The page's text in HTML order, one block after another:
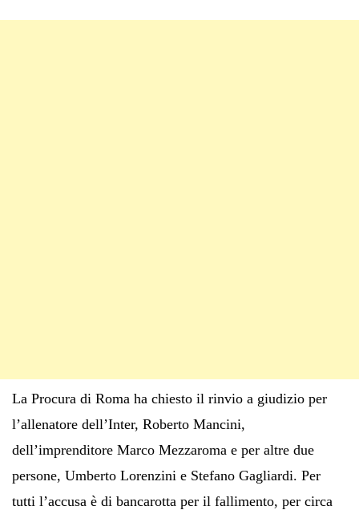
La Procura di Roma ha chiesto il rinvio a giudizio per
l’allenatore dell’Inter, Roberto Mancini,
dell’imprenditore Marco Mezzaroma e per altre due
persone, Umberto Lorenzini e Stefano Gagliardi. Per
tutti l’accusa è di bancarotta per il fallimento, per circa